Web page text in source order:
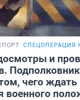
СПЕЦОПЕРАЦИЯ
и
чего ждать
военного